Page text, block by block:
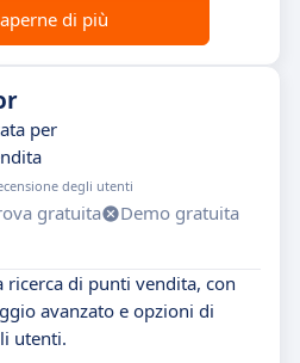
di più
per
degli utenti
gratuita
Demo gratuita
ricerca di punti vendita, con
avanzato e opzioni di
utenti.